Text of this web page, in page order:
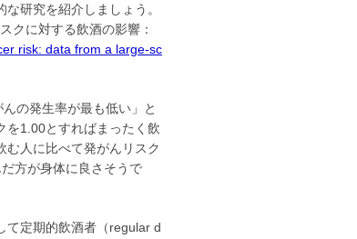
研究を紹介しましょう。
クに対する飲酒の影響：
risk: data from a large-sc
の発生率が最も低い」と
を1.00とすればまったく飲
む人に比べて発がんリスク
方が身体に良さそうで
て定期的飲酒者（regular d